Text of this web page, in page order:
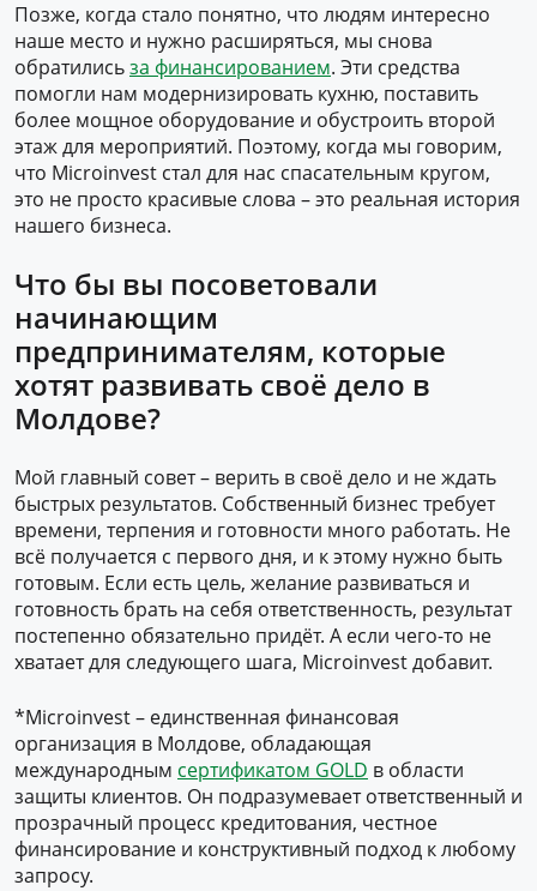
Позже, когда стало понятно, что людям интересно
наше место и нужно расширяться, мы снова
обратилисьза финансированием. Эти средства
помогли нам модернизировать кухню, поставить
более мощное оборудование и обустроить второй
этаж для мероприятий. Поэтому, когда мы говорим,
что Microinvest стал для нас спасательным кругом,
это не просто красивые слова – это реальная история
нашего бизнеса.
Что бы вы посоветовали
начинающим
предпринимателям, которые
хотят развивать своё дело в
Молдове?
Мой главный совет – верить в своё дело и не ждать
быстрых результатов. Собственный бизнес требует
времени, терпения и готовности много работать. Не
всё получается с первого дня, и к этому нужно быть
готовым. Если есть цель, желание развиваться и
готовность брать на себя ответственность, результат
постепенно обязательно придёт. А если чего-то не
хватает для следующего шага, Microinvest добавит.
*Microinvest – единственная финансовая
организация в Молдове, обладающая
международным сертификатом GOLD в области
защиты клиентов. Он подразумевает ответственный и
прозрачный процесс кредитования, честное
финансирование и конструктивный подход к любому
запросу.